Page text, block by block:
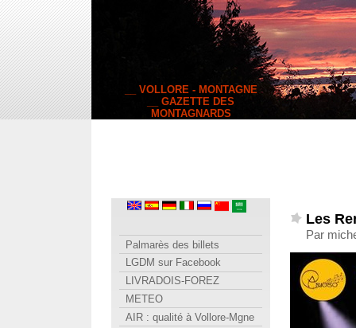
__ VOLLORE - MONTAGNE
__ GAZETTE DES
MONTAGNARDS
Les
Par
Palmarès des billets
LGDM sur Facebook
LIVRADOIS-FOREZ
METEO
AIR : qualité à Vollore-Mgne